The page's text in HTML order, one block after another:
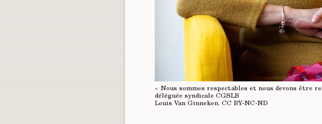
« Nous sommes respectables et nous devons être
déléguée syndicale CGSLB
Louis Van Ginneken. CC BY-NC-ND